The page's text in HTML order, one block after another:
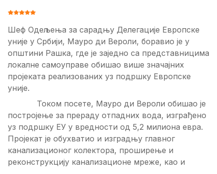
ОЦЕНА КОРИСНИКА:
Шеф Одељења за сарадњу Делегације Европскe
уније у Србији, Мауро ди Вероли, боравио је у
општини Рашка, где је заједно са представницима
локалне самоуправе обишао више значајних
пројеката реализованих уз подршку Европске
уније.
Током посете, Мауро ди Вероли обишао је
постројење за прераду отпадних вода, изграђено
уз подршку ЕУ у вредности од 5,2 милиона евра.
Пројекат је обухватио и изградњу главног
канализационог колектора, проширење и
реконструкцију канализационе мреже, као и